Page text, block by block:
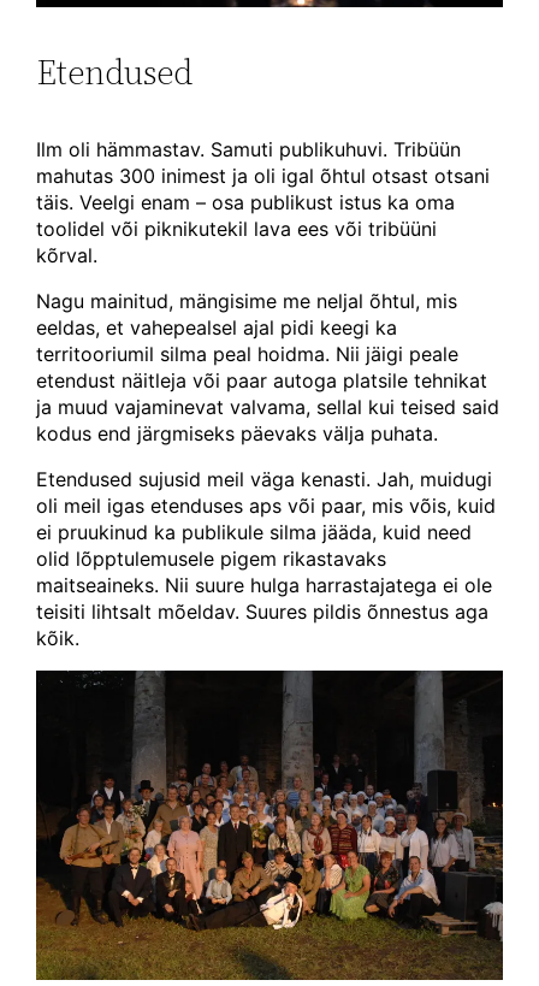
Etendused
Ilm oli hämmastav. Samuti publikuhuvi. Tribüün
mahutas 300 inimest ja oli igal õhtul otsast otsani
täis. Veelgi enam – osa publikust istus ka oma
toolidel või piknikutekil lava ees või tribüüni
kõrval.
Nagu mainitud, mängisime me neljal õhtul, mis
eeldas, et vahepealsel ajal pidi keegi ka
territooriumil silma peal hoidma. Nii jäigi peale
etendust näitleja või paar autoga platsile tehnikat
ja muud vajaminevat valvama, sellal kui teised said
kodus end järgmiseks päevaks välja puhata.
Etendused sujusid meil väga kenasti. Jah, muidugi
oli meil igas etenduses aps või paar, mis võis, kuid
ei pruukinud ka publikule silma jääda, kuid need
olid lõpptulemusele pigem rikastavaks
maitseaineks. Nii suure hulga harrastajatega ei ole
teisiti lihtsalt mõeldav. Suures pildis õnnestus aga
kõik.